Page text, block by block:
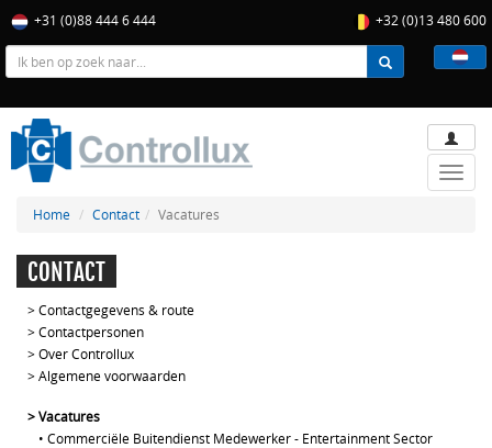
+31 (0)88 444 6 444 +32 (0)13 480 600
Toggle
Home
Contact Vacatures
CONTACT
>Contactgegevens & route
>Contactpersonen
>Over Controllux
>Algemene voorwaarden
>Vacatures
• Commerciële Buitendienst Medewerker - Entertainment Sector